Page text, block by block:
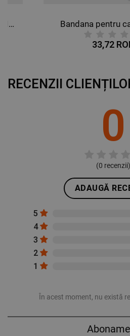
Bandana pentru cap BUTTERFLIES Bandana pentru
33,72
RECENZII
0
(0 recenzii)
ADAUGĂ
5
4
3
2
1
În acest moment, nu există